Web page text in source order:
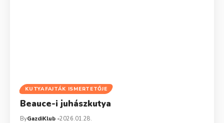
KUTYAFAJTÁK ISMERTETŐJE
Beauce-i juhászkutya
ByGazdiKlub 2026.01.28.